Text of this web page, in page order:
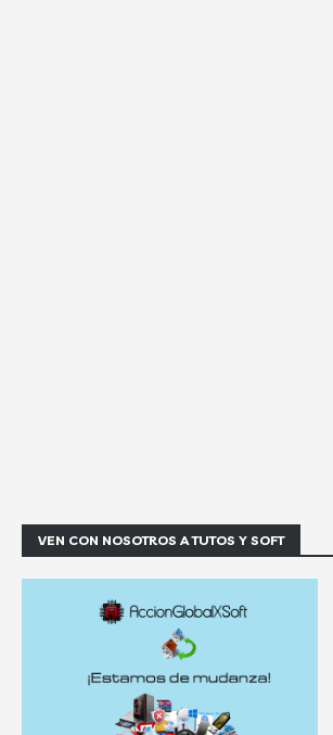
VEN CON NOSOTROS A TUTOS Y SOFT